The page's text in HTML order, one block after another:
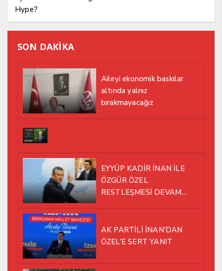
Hype?
SON DAKİKA
Aileyi ekonomik baskılar
altında yalnız
bırakmayacağız
EYYÜP KADİR İNAN İLE
ÖZGÜR ÖZEL
RESTLEŞMESİ DEVAM
AK PARTİLİ İNAN’DAN
ÖZEL’E SERT YANIT